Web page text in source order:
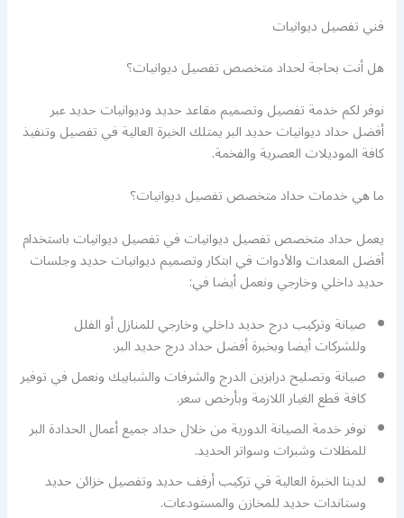
فني تفصيل ديوانيات
هل أنت بحاجة لحداد متخصص تفصيل ديوانيات؟
نوفر لكم خدمة تفصيل وتصميم مقاعد حديد وديوانيات حديد عبر
أفضل حداد ديوانيات حديد البر يمتلك الخبرة العالية في تفصيل وتنفيذ
كافة الموديلات العصرية والفخمة.
ما هي خدمات حداد متخصص تفصيل ديوانيات؟
يعمل حداد متخصص تفصيل ديوانيات في تفصيل ديوانيات باستخدام
أفضل المعدات والأدوات في ابتكار وتصميم ديوانيات حديد وجلسات
حديد داخلي وخارجي ونعمل أيضا في:
صيانة وتركيب درج حديد داخلي وخارجي للمنازل أو الفلل
وللشركات أيضا وبخبرة أفضل حداد درج حديد البر.
صيانة وتصليح درابزين الدرج والشرفات والشبابيك ونعمل في توفير
كافة قطع الغيار اللازمة وبأرخص سعر.
نوفر خدمة الصيانة الدورية من خلال حداد جميع أعمال الحدادة البر
للمظلات وشبرات وسواتر الحديد.
لدينا الخبرة العالية في تركيب أرفف حديد وتفصيل خزائن حديد
وستاندات حديد للمخازن والمستودعات.